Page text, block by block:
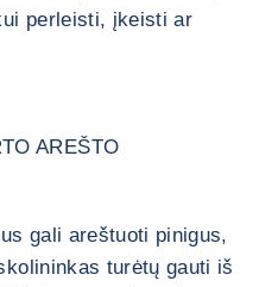
perleisti, įkeisti ar
AREŠTO
gali areštuoti pinigus,
turėtų gauti iš